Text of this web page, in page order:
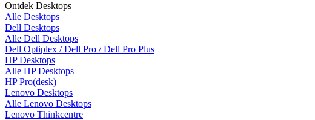
Ontdek Desktops
Alle Desktops
Dell Desktops
Alle Dell Desktops
Dell Optiplex / Dell Pro / Dell Pro Plus
HP Desktops
Alle HP Desktops
HP Pro(desk)
Lenovo Desktops
Alle Lenovo Desktops
Lenovo Thinkcentre